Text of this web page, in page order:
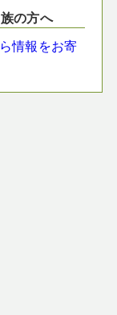
の方へ
情報をお寄